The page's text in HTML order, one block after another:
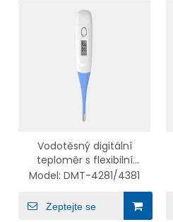
Vodotěsný digitální
teploměr s flexibilní
špičkou s vysokou
přesností pro dospělé a
děti DMT-4281/4381
Model: DMT-4281/4381
Zeptejte se